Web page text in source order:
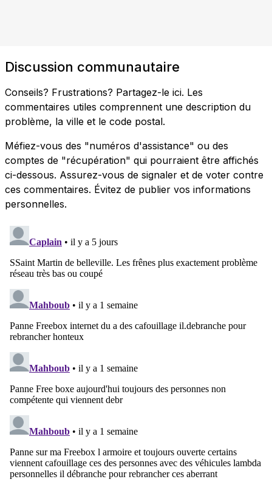
Discussion communautaire
Conseils? Frustrations? Partagez-le ici. Les
commentaires utiles comprennent une description du
problème, la ville et le code postal.
Méfiez-vous des "numéros d'assistance" ou des
comptes de "récupération" qui pourraient être affichés
ci-dessous. Assurez-vous de signaler et de voter contre
ces commentaires. Évitez de publier vos informations
personnelles.